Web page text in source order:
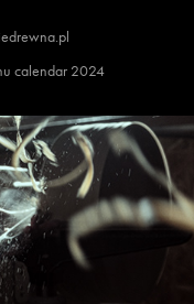
calendar 2024